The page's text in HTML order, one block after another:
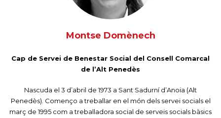
Montse Domènech
Cap de Servei de Benestar Social del Consell Comarcal
de l’Alt Penedès
Nascuda el 3 d’abril de 1973 a Sant Sadurní d’Anoia (Alt
Penedès). Començo a treballar en el món dels servei socials el
març de 1995 com a treballadora social de serveis socials bàsics